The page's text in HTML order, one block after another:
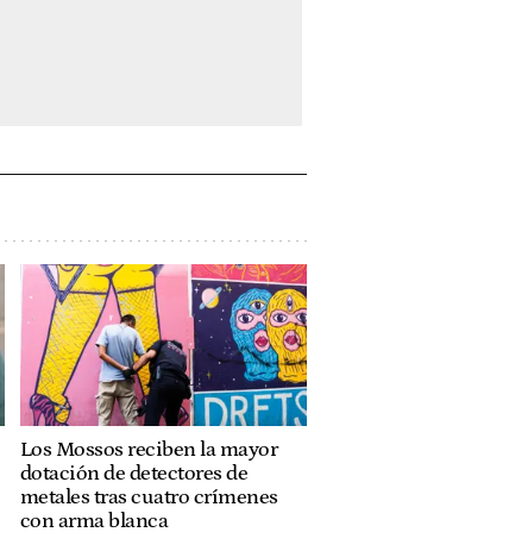
Los Mossos reciben la mayor
dotación de detectores de
metales tras cuatro crímenes
con arma blanca